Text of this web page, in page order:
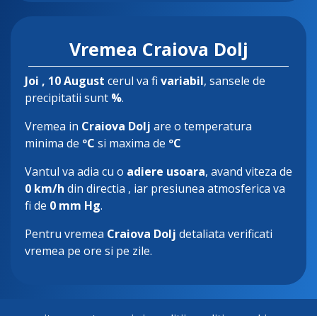
Vremea Craiova Dolj
Joi , 10 August cerul va fi variabil, sansele de
precipitatii sunt %.
Vremea in Craiova Dolj are o temperatura
minima de ºC si maxima de ºC
Vantul va adia cu o adiere usoara, avand viteza de
0 km/h din directia , iar presiunea atmosferica va
fi de 0 mm Hg.
Pentru vremea Craiova Dolj detaliata verificati
vremea pe ore si pe zile.